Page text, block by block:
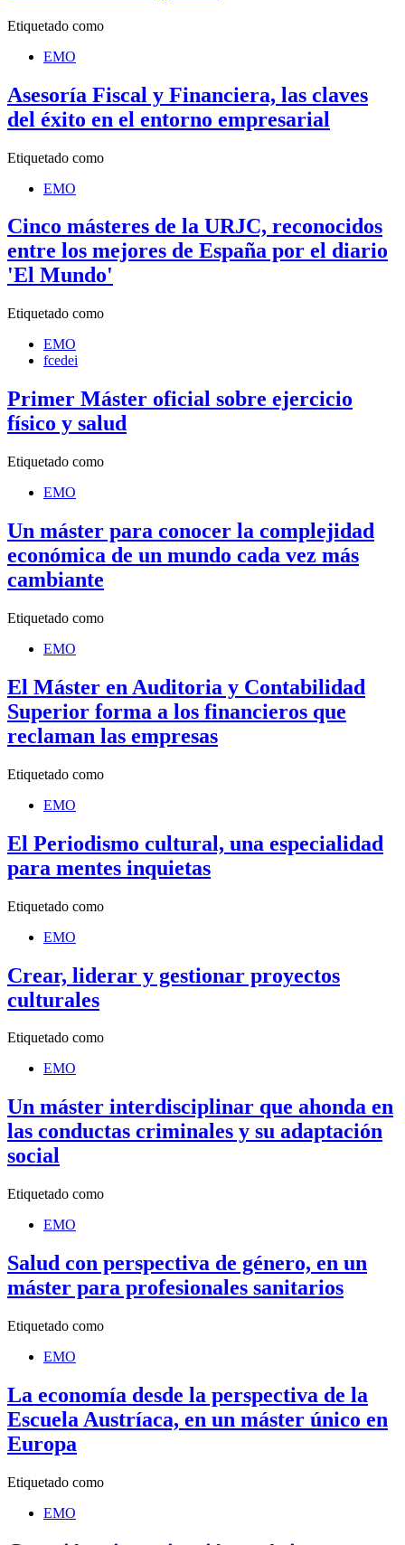
Etiquetado como
EMO
Asesoría Fiscal y Financiera, las claves
del éxito en el entorno empresarial
Etiquetado como
EMO
Cinco másteres de la URJC, reconocidos
entre los mejores de España por el diario
'El Mundo'
Etiquetado como
EMO
fcedei
Primer Máster oficial sobre ejercicio
físico y salud
Etiquetado como
EMO
Un máster para conocer la complejidad
económica de un mundo cada vez más
cambiante
Etiquetado como
EMO
El Máster en Auditoria y Contabilidad
Superior forma a los financieros que
reclaman las empresas
Etiquetado como
EMO
El Periodismo cultural, una especialidad
para mentes inquietas
Etiquetado como
EMO
Crear, liderar y gestionar proyectos
culturales
Etiquetado como
EMO
Un máster interdisciplinar que ahonda en
las conductas criminales y su adaptación
social
Etiquetado como
EMO
Salud con perspectiva de género, en un
máster para profesionales sanitarios
Etiquetado como
EMO
La economía desde la perspectiva de la
Escuela Austríaca, en un máster único en
Europa
Etiquetado como
EMO